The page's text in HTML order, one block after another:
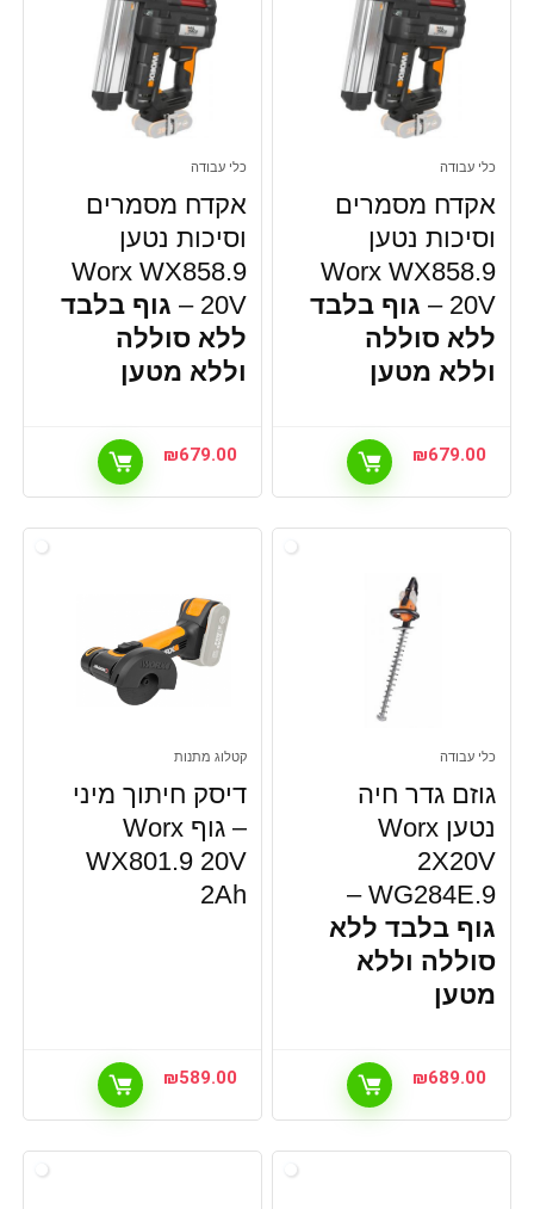
כלי עבודה
אקדח מסמרים
וסיכות נטען
Worx WX858.9
20V –
גוף בלבד
ללא סוללה
וללא מטען
₪679.00
כלי עבודה
אקדח מסמרים
וסיכות נטען
Worx WX858.9
20V –
גוף בלבד
ללא סוללה
וללא מטען
₪679.00
כלי עבודה
גוזם גדר חיה
נטען Worx
2X20V
WG284E.9 –
גוף בלבד ללא
סוללה וללא
מטען
₪689.00
קטלוג מתנות
דיסק חיתוך מיני
– גוף Worx
WX801.9 20V
2Ah
₪589.00